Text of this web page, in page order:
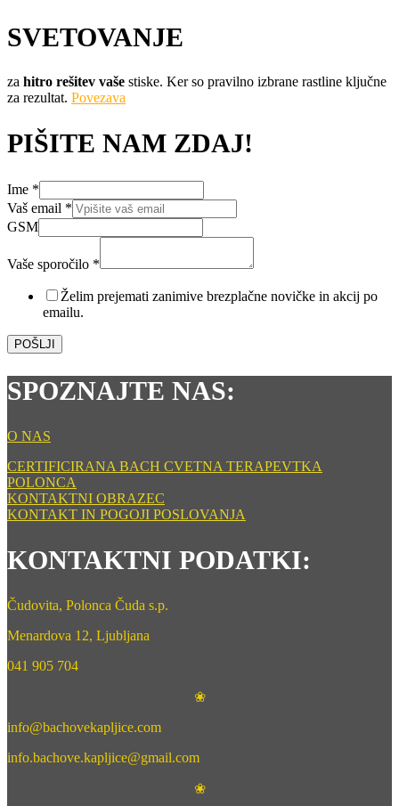
SVETOVANJE
za hitro rešitev vaše stiske. Ker so pravilno izbrane rastline ključne
za rezultat. Povezava
PIŠITE NAM ZDAJ!
Ime *
Vaš email *
GSM
Vaše sporočilo *
email
Želim prejemati zanimive brezplačne novičke in akcij po
emailu.
POŠLJI
SPOZNAJTE NAS:
O NAS
CERTIFICIRANA BACH CVETNA TERAPEVTKA
POLONCA
KONTAKTNI OBRAZEC
KONTAKT IN POGOJI POSLOVANJA
KONTAKTNI PODATKI:
Čudovita, Polonca Čuda s.p.
Menardova 12, Ljubljana
041 905 704
❀
info@bachovekapljice.com
info.bachove.kapljice@gmail.com
❀